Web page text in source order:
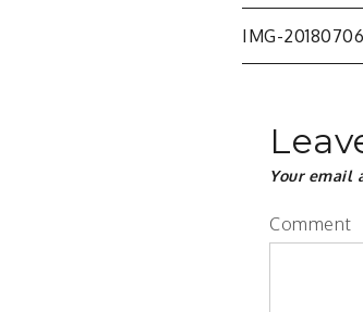
Post
IMG-
Your email
Comment